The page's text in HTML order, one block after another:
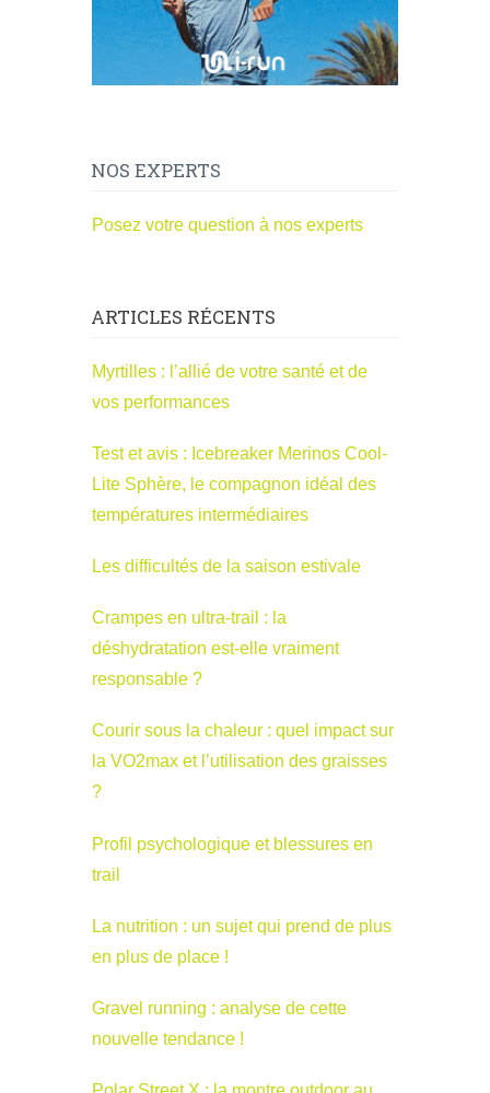
NOS EXPERTS
Posez votre question à nos experts
ARTICLES RÉCENTS
Myrtilles : l’allié de votre santé et de
vos performances
Test et avis : Icebreaker Merinos Cool-
Lite Sphère, le compagnon idéal des
températures intermédiaires
Les difficultés de la saison estivale
Crampes en ultra-trail : la
déshydratation est-elle vraiment
responsable ?
Courir sous la chaleur : quel impact sur
la VO2max et l’utilisation des graisses
?
Profil psychologique et blessures en
trail
La nutrition : un sujet qui prend de plus
en plus de place !
Gravel running : analyse de cette
nouvelle tendance !